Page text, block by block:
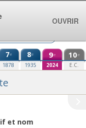
7e
1878
8e
1935
9e
2024
10e
E.C.
et nom
OUVRIR